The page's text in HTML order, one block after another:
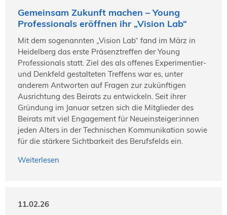
Gemeinsam Zukunft machen – Young
Professionals eröffnen ihr „Vision Lab“
Mit dem sogenannten „Vision Lab“ fand im März in
Heidelberg das erste Präsenztreffen der Young
Professionals statt. Ziel des als offenes Experimentier-
und Denkfeld gestalteten Treffens war es, unter
anderem Antworten auf Fragen zur zukünftigen
Ausrichtung des Beirats zu entwickeln. Seit ihrer
Gründung im Januar setzen sich die Mitglieder des
Beirats mit viel Engagement für Neueinsteiger:innen
jeden Alters in der Technischen Kommunikation sowie
für die stärkere Sichtbarkeit des Berufsfelds ein.
Weiterlesen
11.02.26